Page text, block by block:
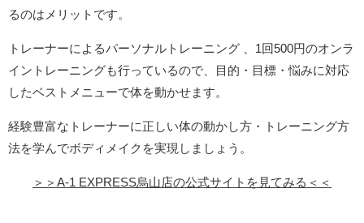
るのはメリットです。
トレーナーによるパーソナルトレーニング 、1回500円のオンラ
イントレーニングも行っているので、目的・目標・悩みに対応
したベストメニューで体を動かせます。
経験豊富なトレーナーに正しい体の動かし方・トレーニング方
法を学んでボディメイクを実現しましょう。
＞＞A-1 EXPRESS烏山店の公式サイトを見てみる＜＜